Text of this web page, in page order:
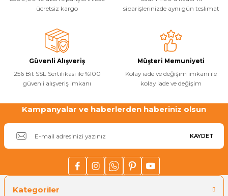
Havuz
Kartuş Filtreler
Kuvars Cam
Ürün bilgilerinde hatalar bulunuyor.
Ürün fiyatı diğer sitelerden daha pahalı.
Bu ürüne benzer farklı alternatifler olmalı.
Gönder
ücretsiz kargo
siparişlerinizde aynı gün teslimat
Güvenli Alışveriş
256 Bit SSL Sertifikası ile %100
güvenli alışveriş imkanı
Müşteri Memuniyeti
Kolay iade ve değişim imkanı ile
kolay iade ve değişim
Kampanyalar ve haberlerden haberiniz olsun
KAYDET
Kategoriler